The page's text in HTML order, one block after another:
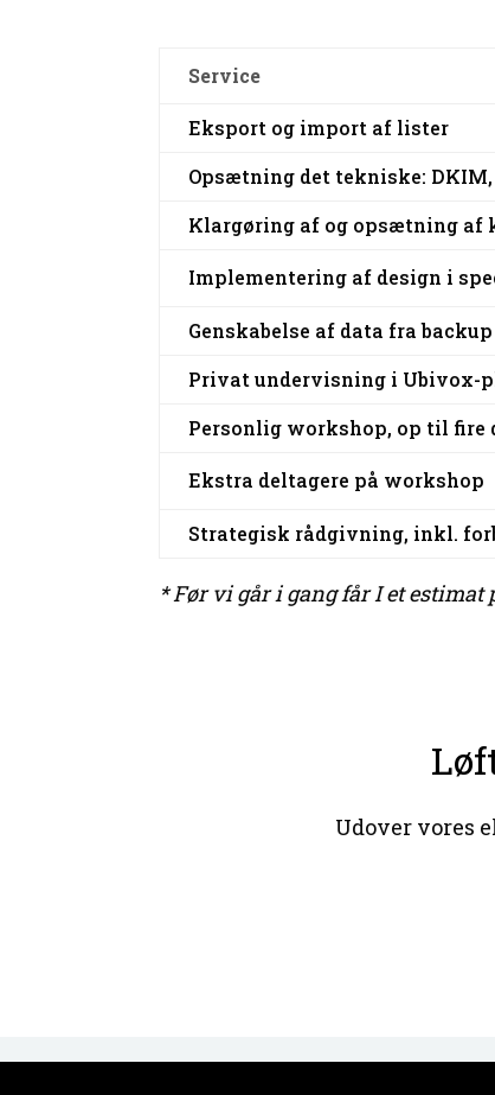
Service
Eksport og import af lister
Opsætning det tekniske: DKIM,
Klargøring af og opsætning af
Implementering af design i
Genskabelse af data fra
Privat undervisning i Ubivox-
Personlig workshop, op til fire
Ekstra deltagere på workshop
Strategisk rådgivning, inkl.
* Før vi går i gang får I et
Udover vores